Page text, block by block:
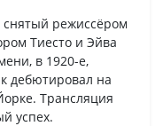
режиссёром
Тиесто и Эйва
в 1920-е,
дебютировал на
Трансляция
успех.